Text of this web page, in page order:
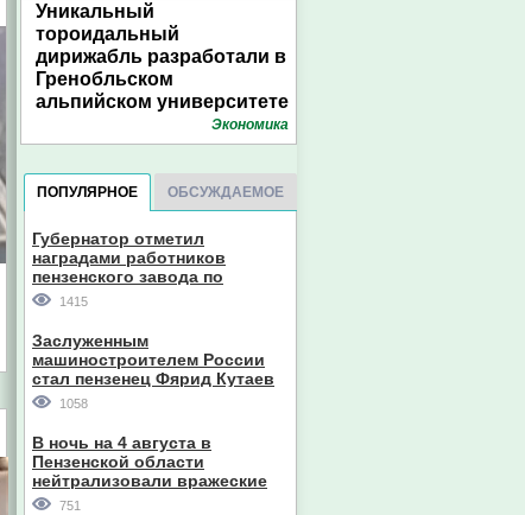
Уникальный
тороидальный
дирижабль разработали в
Гренобльском
альпийском университете
Экономика
ПОПУЛЯРНОЕ ОБСУЖДАЕМОЕ
Губернатор отметил
наградами работников
пензенского завода по
производству станков
1415
Заслуженным
машиностроителем России
стал пензенец Фярид Кутаев
1058
В ночь на 4 августа в
Пензенской области
нейтрализовали вражеские
дроны
751